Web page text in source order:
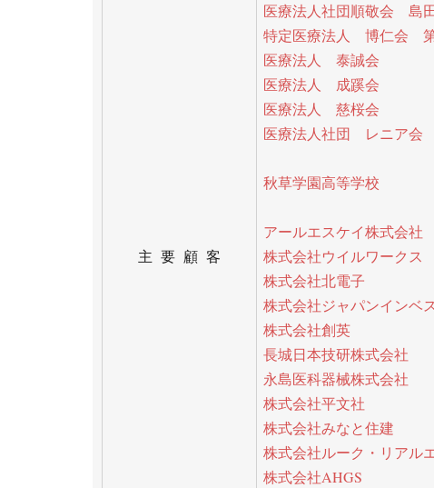
主 要 顧 客
医療法人社団順敬会 島
特定医療法人 博仁会
医療法人 泰誠会
医療法人 成蹊会
医療法人 慈桜会
医療法人社団 レニア会
秋草学園高等学校
アールエスケイ株式会社
株式会社ウイルワークス
株式会社北電子
株式会社ジャパンインベ
株式会社創英
長城日本技研株式会社
永島医科器械株式会社
株式会社平文社
株式会社みなと住建
株式会社ルーク・リアル
株式会社AHGS